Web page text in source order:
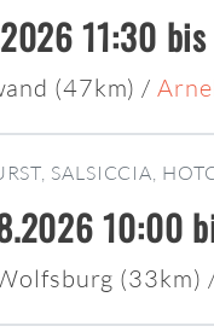
11:30
(47km)/
SALSICCIA,
10:00
(33km)